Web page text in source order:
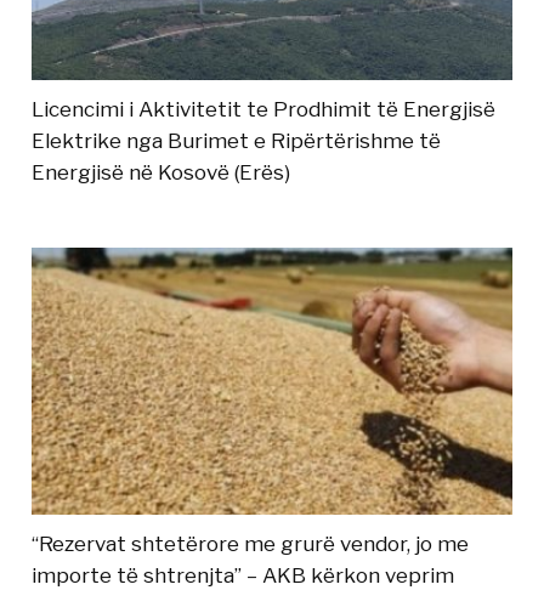
Licencimi i Aktivitetit te Prodhimit të Energjisë
Elektrike nga Burimet e Ripërtërishme të
Energjisë në Kosovë (Erës)
“Rezervat shtetërore me grurë vendor, jo me
importe të shtrenjta” – AKB kërkon veprim